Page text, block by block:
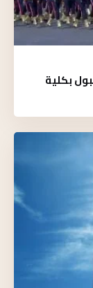
بكلية